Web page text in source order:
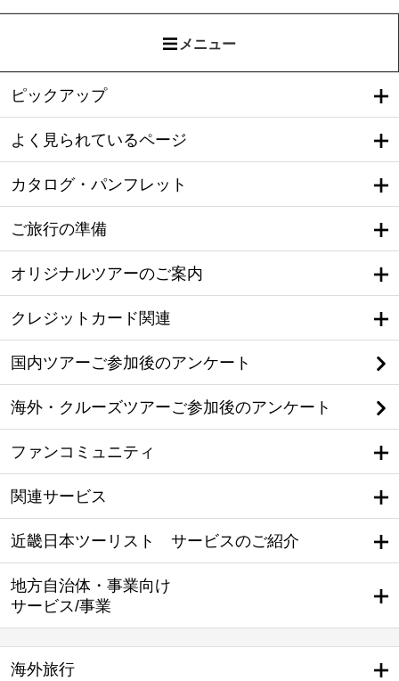
メニュー
ピックアップ
よく見られているページ
カタログ・パンフレット
ご旅行の準備
オリジナルツアーのご案内
クレジットカード関連
国内ツアーご参加後のアンケート
海外・クルーズツアーご参加後のアンケート
ファンコミュニティ
関連サービス
近畿日本ツーリスト サービスのご紹介
地方自治体・事業向け
サービス/事業
海外旅行